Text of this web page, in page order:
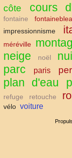
côte cours
fontaine
impressionnisme
méréville
neige noël
parc paris
plan d'eau
refuge retouche
vélo voiture